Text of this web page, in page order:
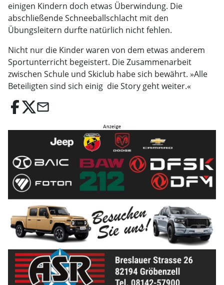
einigen Kindern doch etwas Überwindung. Die
abschließende Schneeballschlacht mit den
Übungsleitern durfte natürlich nicht fehlen.
Nicht nur die Kinder waren von dem etwas anderem
Sportunterricht begeistert. Die Zusammenarbeit
zwischen Schule und Skiclub habe sich bewährt. »Alle
Beteiligten sind sich einig  die Story geht weiter.«
email